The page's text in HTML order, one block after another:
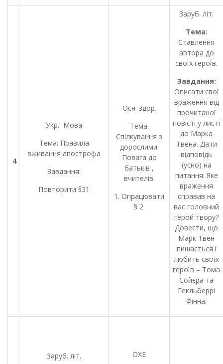
4
Укр. Мова
Тема: Правила
вживання апострофа
Завдання:
Повторити §31
Осн. здор.
Тема.
Спілкування з
дорослими.
Повага до
батьків ,
вчителів.
1. Опрацювати
§ 2.
Заруб. літ.
Тема:
Ставлення
автора до
своїх героїв.
Завдання:
Описати свої
враження від
прочитаної
повісті у листі
до Марка
Твена. Дати
відповідь
(усно) на
питання: Яке
враження
справив на
вас головний
герой твору?
Довести, що
Марк Твен
пишається і
любить своїх
героїв – Тома
Сойєра та
Гекльберрі
Фінна.
Заруб. літ.
ОХЕ